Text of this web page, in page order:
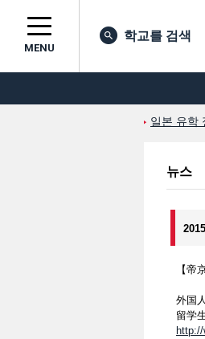
MENU
학교를 검색
일본 유학
뉴스
【帝
外国
留学